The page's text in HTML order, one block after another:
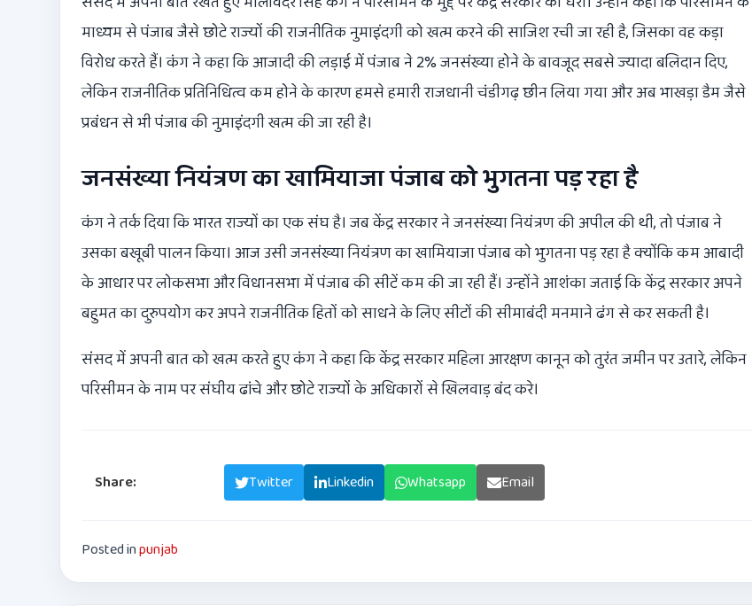
माध्यम से पंजाब जैसे छोटे राज्यों की राजनीतिक नुमाइंदगी को खत्म करने की साजिश रची जा रही है, जिसका वह कड़ा
विरोध करते हैं। कंग ने कहा कि आजादी की लड़ाई में पंजाब ने 2% जनसंख्या होने के बावजूद सबसे ज्यादा बलिदान दिए,
लेकिन राजनीतिक प्रतिनिधित्व कम होने के कारण हमसे हमारी राजधानी चंडीगढ़ छीन लिया गया और अब भाखड़ा डैम जैसे
प्रबंधन से भी पंजाब की नुमाइंदगी खत्म की जा रही है।
जनसंख्या नियंत्रण का खामियाजा पंजाब को भुगतना पड़ रहा है
कंग ने तर्क दिया कि भारत राज्यों का एक संघ है। जब केंद्र सरकार ने जनसंख्या नियंत्रण की अपील की थी, तो पंजाब ने
उसका बखूबी पालन किया। आज उसी जनसंख्या नियंत्रण का खामियाजा पंजाब को भुगतना पड़ रहा है क्योंकि कम आबादी
के आधार पर लोकसभा और विधानसभा में पंजाब की सीटें कम की जा रही हैं। उन्होंने आशंका जताई कि केंद्र सरकार अपने
बहुमत का दुरुपयोग कर अपने राजनीतिक हितों को साधने के लिए सीटों की सीमाबंदी मनमाने ढंग से कर सकती है।
संसद में अपनी बात को खत्म करते हुए कंग ने कहा कि केंद्र सरकार महिला आरक्षण कानून को तुरंत जमीन पर उतारे, लेकिन
परिसीमन के नाम पर संघीय ढांचे और छोटे राज्यों के अधिकारों से खिलवाड़ बंद करे।
Share: Twitter Linkedin Whatsapp Email
Posted inpunjab